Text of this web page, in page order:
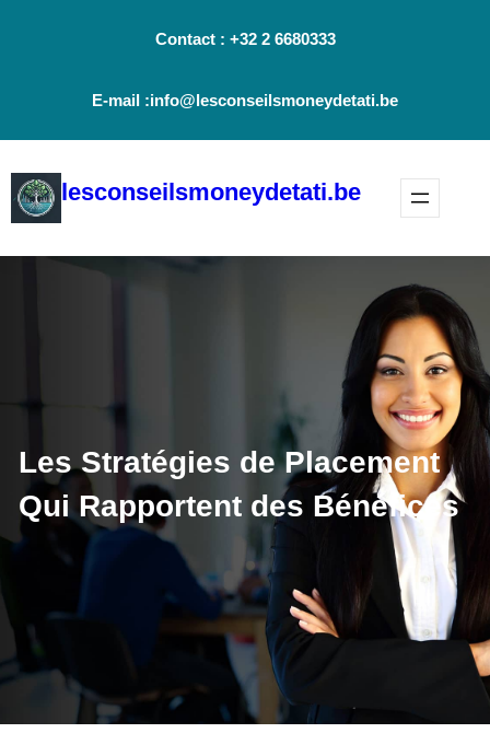
Contact : +32 2 6680333
E-mail :info@lesconseilsmoneydetati.be
lesconseilsmoneydetati.be
Les Stratégies de Placement
Qui Rapportent des Bénéfices